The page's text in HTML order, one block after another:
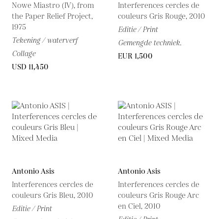
Nowe Miastro (IV), from
the Paper Relief Project,
1975
Tekening / waterverf
Collage
USD 11,450
Interferences cercles de
couleurs Gris Rouge, 2010
Editie / Print
Gemengde techniek.
EUR 1,500
Antonio Asis
Interferences cercles de
couleurs Gris Bleu, 2010
Editie / Print
Antonio Asis
Interferences cercles de
couleurs Gris Rouge Arc
en Ciel, 2010